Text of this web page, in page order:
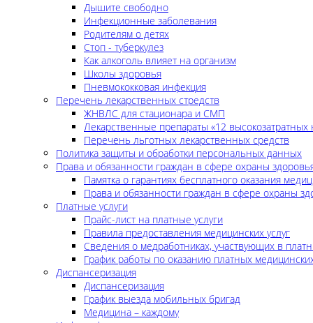
Дышите свободно
Инфекционные заболевания
Родителям о детях
Стоп - туберкулез
Как алкоголь влияет на организм
Школы здоровья
Пневмококковая инфекция
Перечень лекарственных стредств
ЖНВЛС для стационара и СМП
Лекарственные препараты «12 высокозатратных
Перечень льготных лекарственных средств
Политика защиты и обработки персональных данных
Права и обязанности граждан в сфере охраны
Памятка о гарантиях бесплатного оказания
Права и обязанности граждан в сфере охраны
Платные услуги
Прайс-лист на платные услуги
Правила предоставления медицинских услуг
Сведения о медработниках, участвующих в
График работы по оказанию платных
Диспансеризация
Диспансеризация
График выезда мобильных бригад
Медицина – каждому